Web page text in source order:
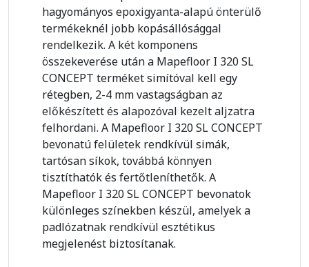
hagyományos epoxigyanta-alapú önterülő
termékeknél jobb kopásállósággal
rendelkezik. A két komponens
összekeverése után a Mapefloor I 320 SL
CONCEPT terméket simítóval kell egy
rétegben, 2-4 mm vastagságban az
előkészített és alapozóval kezelt aljzatra
felhordani. A Mapefloor I 320 SL CONCEPT
bevonatú felületek rendkívül simák,
tartósan síkok, továbbá könnyen
tisztíthatók és fertőtleníthetők. A
Mapefloor I 320 SL CONCEPT bevonatok
különleges színekben készül, amelyek a
padlózatnak rendkívül esztétikus
megjelenést biztosítanak.